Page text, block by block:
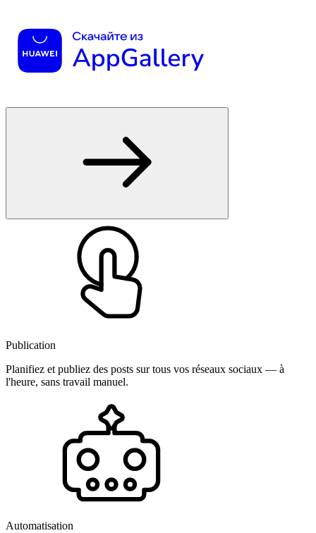
Publication
Planifiez et publiez des posts sur tous vos réseaux sociaux — à
l'heure, sans travail manuel.
Automatisation